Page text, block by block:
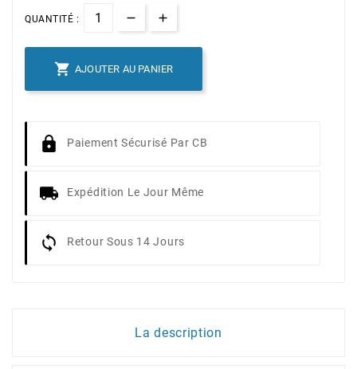
QUANTITÉ :
 AJOUTER AU PANIER
Paiement Sécurisé Par CB
Expédition Le Jour Même
Retour Sous 14 Jours
La description